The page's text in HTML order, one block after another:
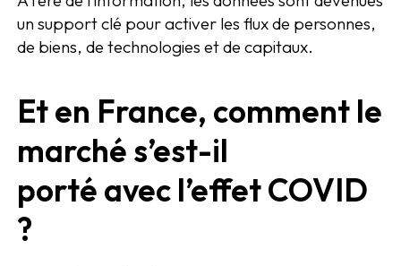
un support clé pour activer les flux de personnes,
de biens, de technologies et de capitaux.
Et en France, comment le
marché s’est-il
porté avec l’effet COVID
?